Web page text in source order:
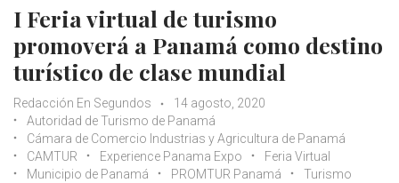
I Feria virtual de turismo
promoverá a Panamá como destino
turístico de clase mundial
Redacción En Segundos
14 agosto, 2020
Autoridad de Turismo de Panamá
Cámara de Comercio Industrias y Agricultura de Panamá
CAMTUR
Experience Panama Expo
Feria Virtual
Municipio de Panamá
PROMTUR Panamá Turismo